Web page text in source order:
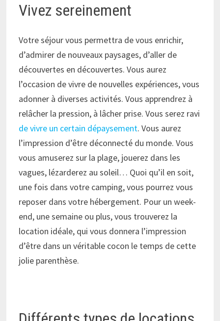
Vivez sereinement
Votre séjour vous permettra de vous enrichir,
d’admirer de nouveaux paysages, d’aller de
découvertes en découvertes. Vous aurez
l’occasion de vivre de nouvelles expériences, vous
adonner à diverses activités. Vous apprendrez à
relâcher la pression, à lâcher prise. Vous serez ravi
de vivre un certain dépaysement. Vous aurez
l’impression d’être déconnecté du monde. Vous
vous amuserez sur la plage, jouerez dans les
vagues, lézarderez au soleil… Quoi qu’il en soit,
une fois dans votre camping, vous pourrez vous
reposer dans votre hébergement. Pour un week-
end, une semaine ou plus, vous trouverez la
location idéale, qui vous donnera l’impression
d’être dans un véritable cocon le temps de cette
jolie parenthèse.